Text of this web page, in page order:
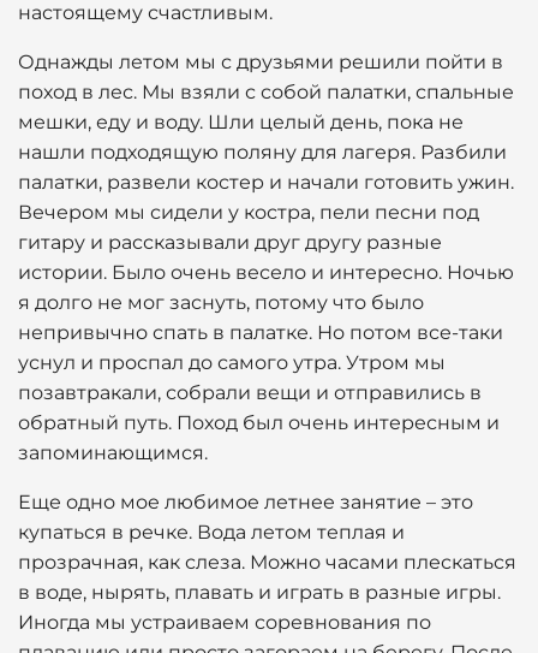
настоящему счастливым.
Однажды летом мы с друзьями решили пойти в
поход в лес. Мы взяли с собой палатки, спальные
мешки, еду и воду. Шли целый день, пока не
нашли подходящую поляну для лагеря. Разбили
палатки, развели костер и начали готовить ужин.
Вечером мы сидели у костра, пели песни под
гитару и рассказывали друг другу разные
истории. Было очень весело и интересно. Ночью
я долго не мог заснуть, потому что было
непривычно спать в палатке. Но потом все-таки
уснул и проспал до самого утра. Утром мы
позавтракали, собрали вещи и отправились в
обратный путь. Поход был очень интересным и
запоминающимся.
Еще одно мое любимое летнее занятие – это
купаться в речке. Вода летом теплая и
прозрачная, как слеза. Можно часами плескаться
в воде, нырять, плавать и играть в разные игры.
Иногда мы устраиваем соревнования по